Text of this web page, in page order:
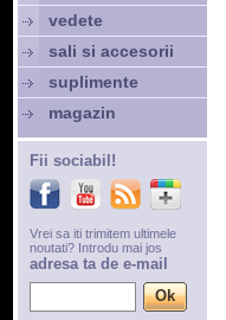
vedete
sali si accesorii
suplimente
magazin
Fii sociabil!
Vrei sa iti trimitem ultimele
noutati? Introdu mai jos
adresa ta de e-mail